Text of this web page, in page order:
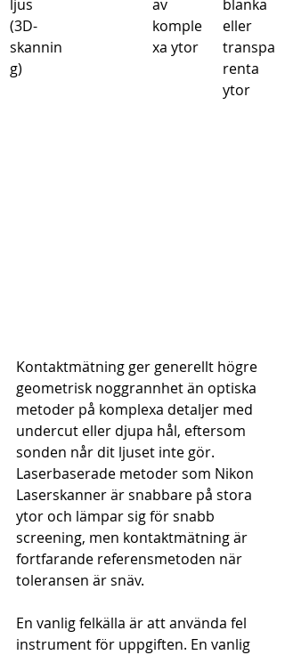
ljus
(3D-
skannin
g)
av
komple
xa ytor
blanka
eller
transpa
renta
ytor
Kontaktmätning ger generellt högre
geometrisk noggrannhet än optiska
metoder på komplexa detaljer med
undercut eller djupa hål, eftersom
sonden når dit ljuset inte gör.
Laserbaserade metoder som Nikon
Laserskanner är snabbare på stora
ytor och lämpar sig för snabb
screening, men kontaktmätning är
fortfarande referensmetoden när
toleransen är snäv.
En vanlig felkälla är att använda fel
instrument för uppgiften. En vanlig